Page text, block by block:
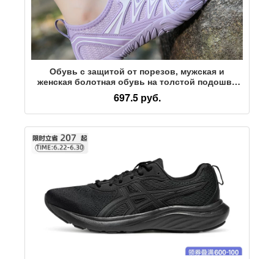
Обувь с защитой от порезов, мужская и
женская болотная обувь на толстой подошве
для рыбалки на открытом воздухе, походная
обувь, нескользящая дышащая пляжная обувь
для подводного плавания
697.5 руб.